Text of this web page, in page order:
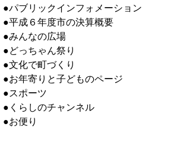
●パブリックインフォメーション
●平成６年度市の決算概要
●みんなの広場
●どっちゃん祭り
●文化で町づくり
●お年寄りと子どものページ
●スポーツ
●くらしのチャンネル
●お便り